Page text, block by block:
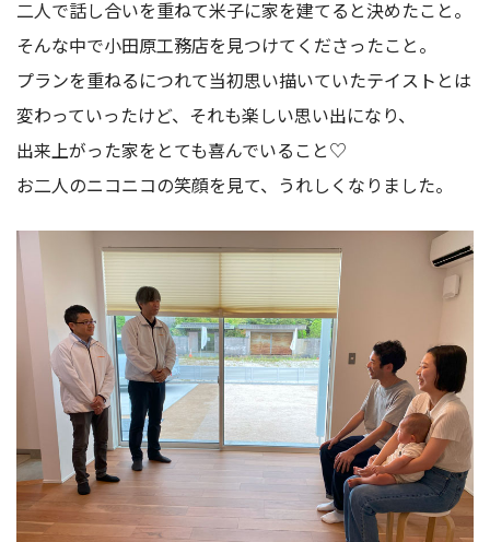
二人で話し合いを重ねて米子に家を建てると決めたこと。
そんな中で小田原工務店を見つけてくださったこと。
プランを重ねるにつれて当初思い描いていたテイストとは
変わっていったけど、それも楽しい思い出になり、
出来上がった家をとても喜んでいること♡
お二人のニコニコの笑顔を見て、うれしくなりました。